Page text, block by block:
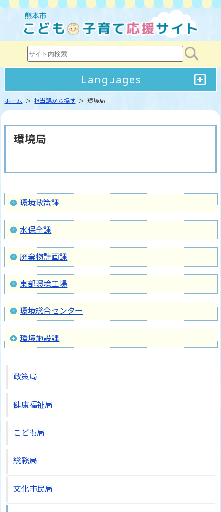
Languages
ホーム ＞担当課から探す ＞ 環境局
環境局
環境政策課
水保全課
廃棄物計画課
東部環境工場
環境総合センター
環境施設課
政策局
健康福祉局
こども局
総務局
文化市民局